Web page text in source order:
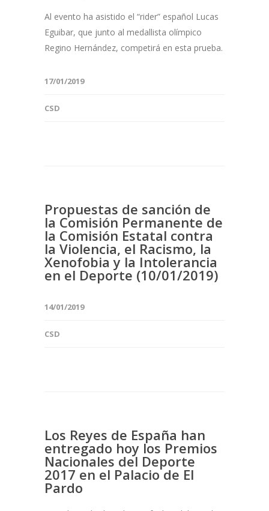
Al evento ha asistido el “rider” español Lucas
Eguibar, que junto al medallista olímpico
Regino Hernández, competirá en esta prueba.
17/01/2019
CSD
Propuestas de sanción de
la Comisión Permanente de
la Comisión Estatal contra
la Violencia, el Racismo, la
Xenofobia y la Intolerancia
en el Deporte (10/01/2019)
14/01/2019
CSD
Los Reyes de España han
entregado hoy los Premios
Nacionales del Deporte
2017 en el Palacio de El
Pardo